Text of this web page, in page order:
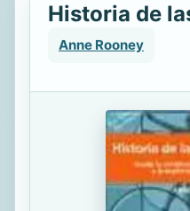
Historia de
Anne Rooney